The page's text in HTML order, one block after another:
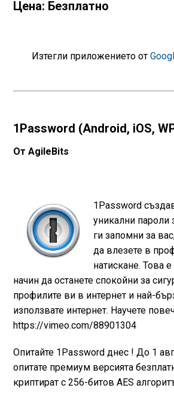
Цена: Безплатно
Изтегли приложението от
1Password (Android, iOS,
От AgileBits
1Password
уникални пароли
ги запомни за
да влезете в
натискане. Това
начин да останете спокойни за
профилите ви в интернет и най-
използвате интернет. Научете
https://vimeo.com/88901304
Опитайте 1Password днес ! До 1
опитате премиум версията
криптират с 256-битов AES